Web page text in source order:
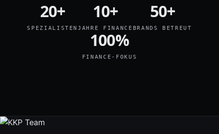
20+
SPEZIALISTEN
10+
JAHRE FINANCE
50+
BRANDS BETREUT
100%
FINANCE-FOKUS